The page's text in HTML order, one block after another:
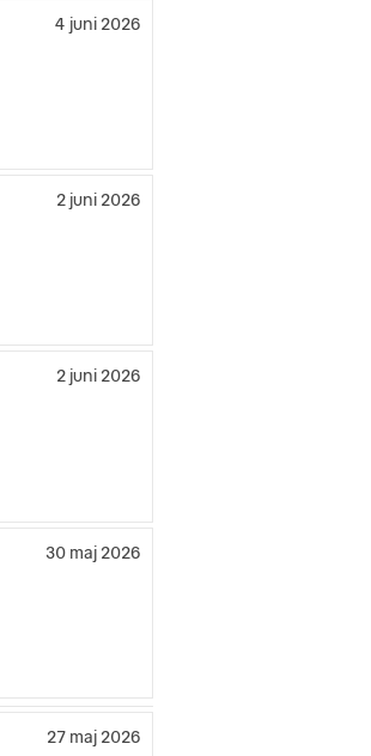
4 juni 2026
2 juni 2026
2 juni 2026
30 maj 2026
27 maj 2026